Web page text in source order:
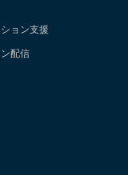
ョン支援
配信